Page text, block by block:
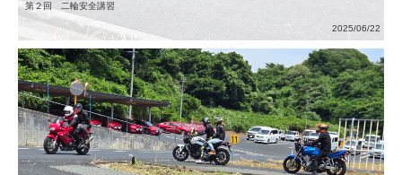
第２回 二輪安全講習
2025/06/22